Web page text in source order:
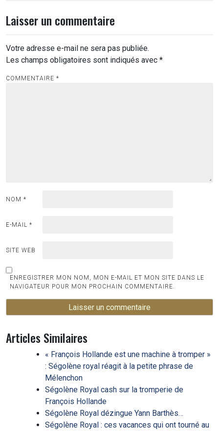
Laisser un commentaire
Votre adresse e-mail ne sera pas publiée.
Les champs obligatoires sont indiqués avec *
COMMENTAIRE *
NOM *
E-MAIL *
SITE WEB
ENREGISTRER MON NOM, MON E-MAIL ET MON SITE DANS LE
NAVIGATEUR POUR MON PROCHAIN COMMENTAIRE.
Articles Similaires
« François Hollande est une machine à tromper »
: Ségolène royal réagit à la petite phrase de
Mélenchon
Ségolène Royal cash sur la tromperie de
François Hollande
Ségolène Royal dézingue Yann Barthès…
Ségolène Royal : ces vacances qui ont tourné au